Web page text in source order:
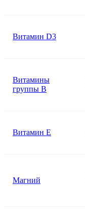
Витамин D3
Витамины
группы B
Витамин E
Магний